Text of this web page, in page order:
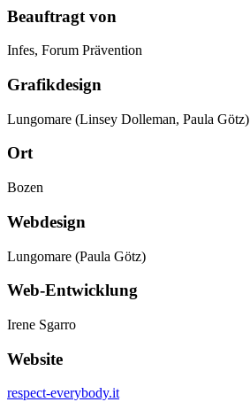
Beauftragt von
Infes, Forum Prävention
Grafikdesign
Lungomare (Linsey Dolleman, Paula Götz)
Ort
Bozen
Webdesign
Lungomare (Paula Götz)
Web-Entwicklung
Irene Sgarro
Website
respect-everybody.it